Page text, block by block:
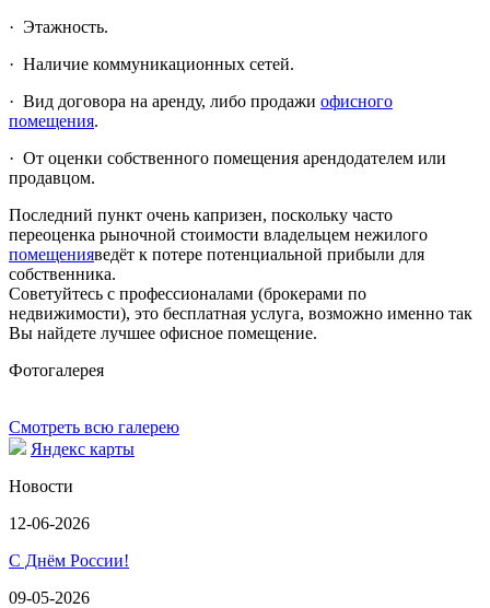
· Этажность.
· Наличие коммуникационных сетей.
· Вид договора на аренду, либо продажи офисного
помещения.
· От оценки собственного помещения арендодателем или
продавцом.
Последний пункт очень капризен, поскольку часто
переоценка рыночной стоимости владельцем нежилого
помещенияведёт к потере потенциальной прибыли для
собственника.
Советуйтесь с профессионалами (брокерами по
недвижимости), это бесплатная услуга, возможно именно так
Вы найдете лучшее офисное помещение.
Фотогалерея
Смотреть всю галерею
Яндекс карты
Новости
12-06-2026
С Днём России!
09-05-2026